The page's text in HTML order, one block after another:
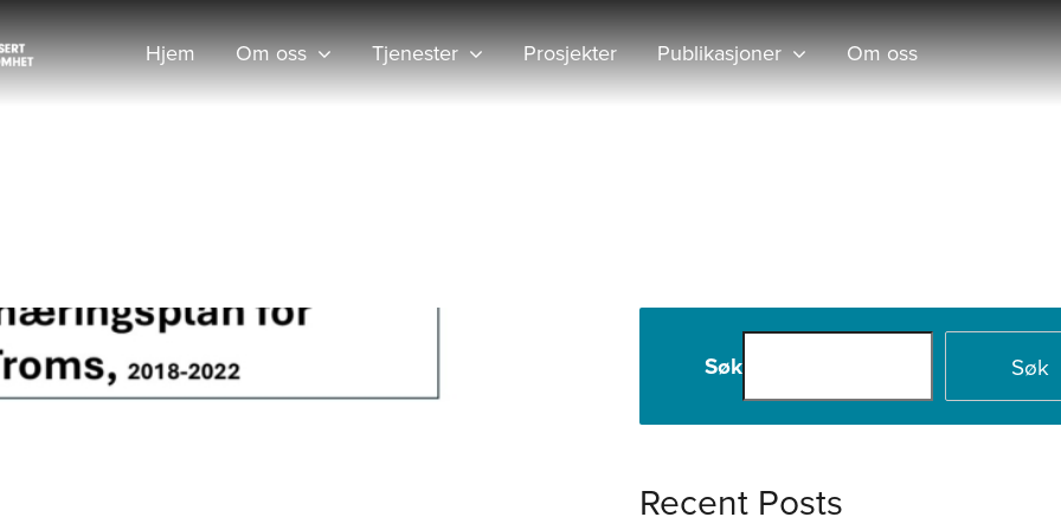
Hjem Om oss Tjenester Prosjekter Publikasjoner Om oss
Søk Søk
Recent Posts